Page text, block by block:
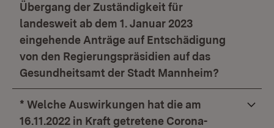
Übergang der Zuständigkeit für
landesweit ab dem 1. Januar 2023
eingehende Anträge auf Entschädigung
von den Regierungspräsidien auf das
Gesundheitsamt der Stadt Mannheim?
* Welche Auswirkungen hat die am
16.11.2022 in Kraft getretene Corona-